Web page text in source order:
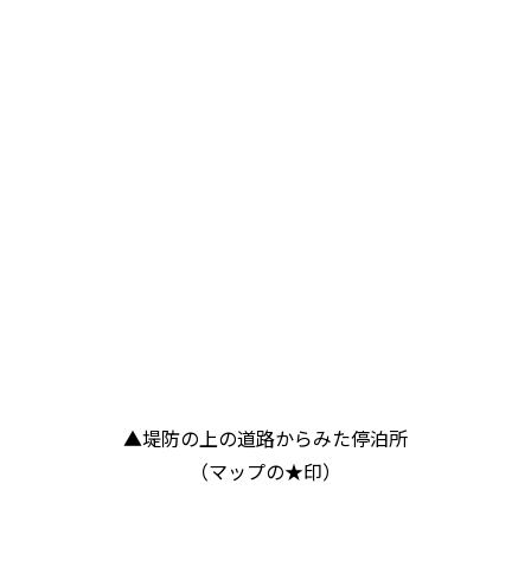
▲堤防の上の道路からみた停泊所
（マップの★印）